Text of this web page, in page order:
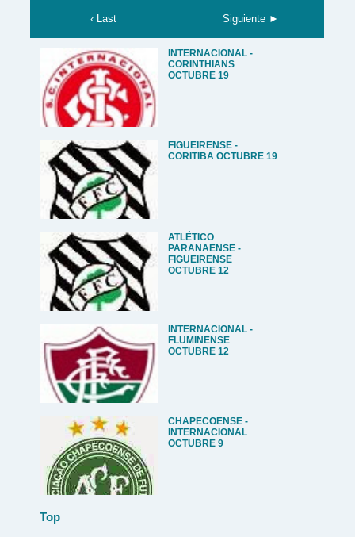
‹ Last Siguiente ►
INTERNACIONAL -
CORINTHIANS
OCTUBRE 19
FIGUEIRENSE -
CORITIBA OCTUBRE 19
ATLÉTICO
PARANAENSE -
FIGUEIRENSE
OCTUBRE 12
INTERNACIONAL -
FLUMINENSE
OCTUBRE 12
CHAPECOENSE -
INTERNACIONAL
OCTUBRE 9
Top